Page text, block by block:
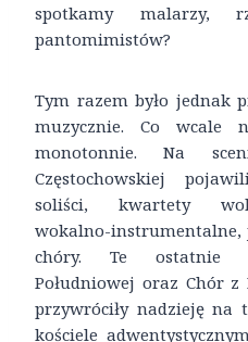
spotkamy malarzy,
pantomimistów?
Tym razem było jednak
muzycznie. Co wcale
monotonnie. Na
Częstochowskiej
soliści, kwartety
wokalno-instrumentalne,
chóry. Te ostatnie
Południowej oraz Chór z
przywróciły nadzieję na
kościele